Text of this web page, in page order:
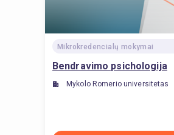
Mikrokredencialų mokymai
Bendravimo psichologija
Mykolo Romerio universitetas